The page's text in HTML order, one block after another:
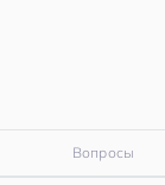
Вопросы